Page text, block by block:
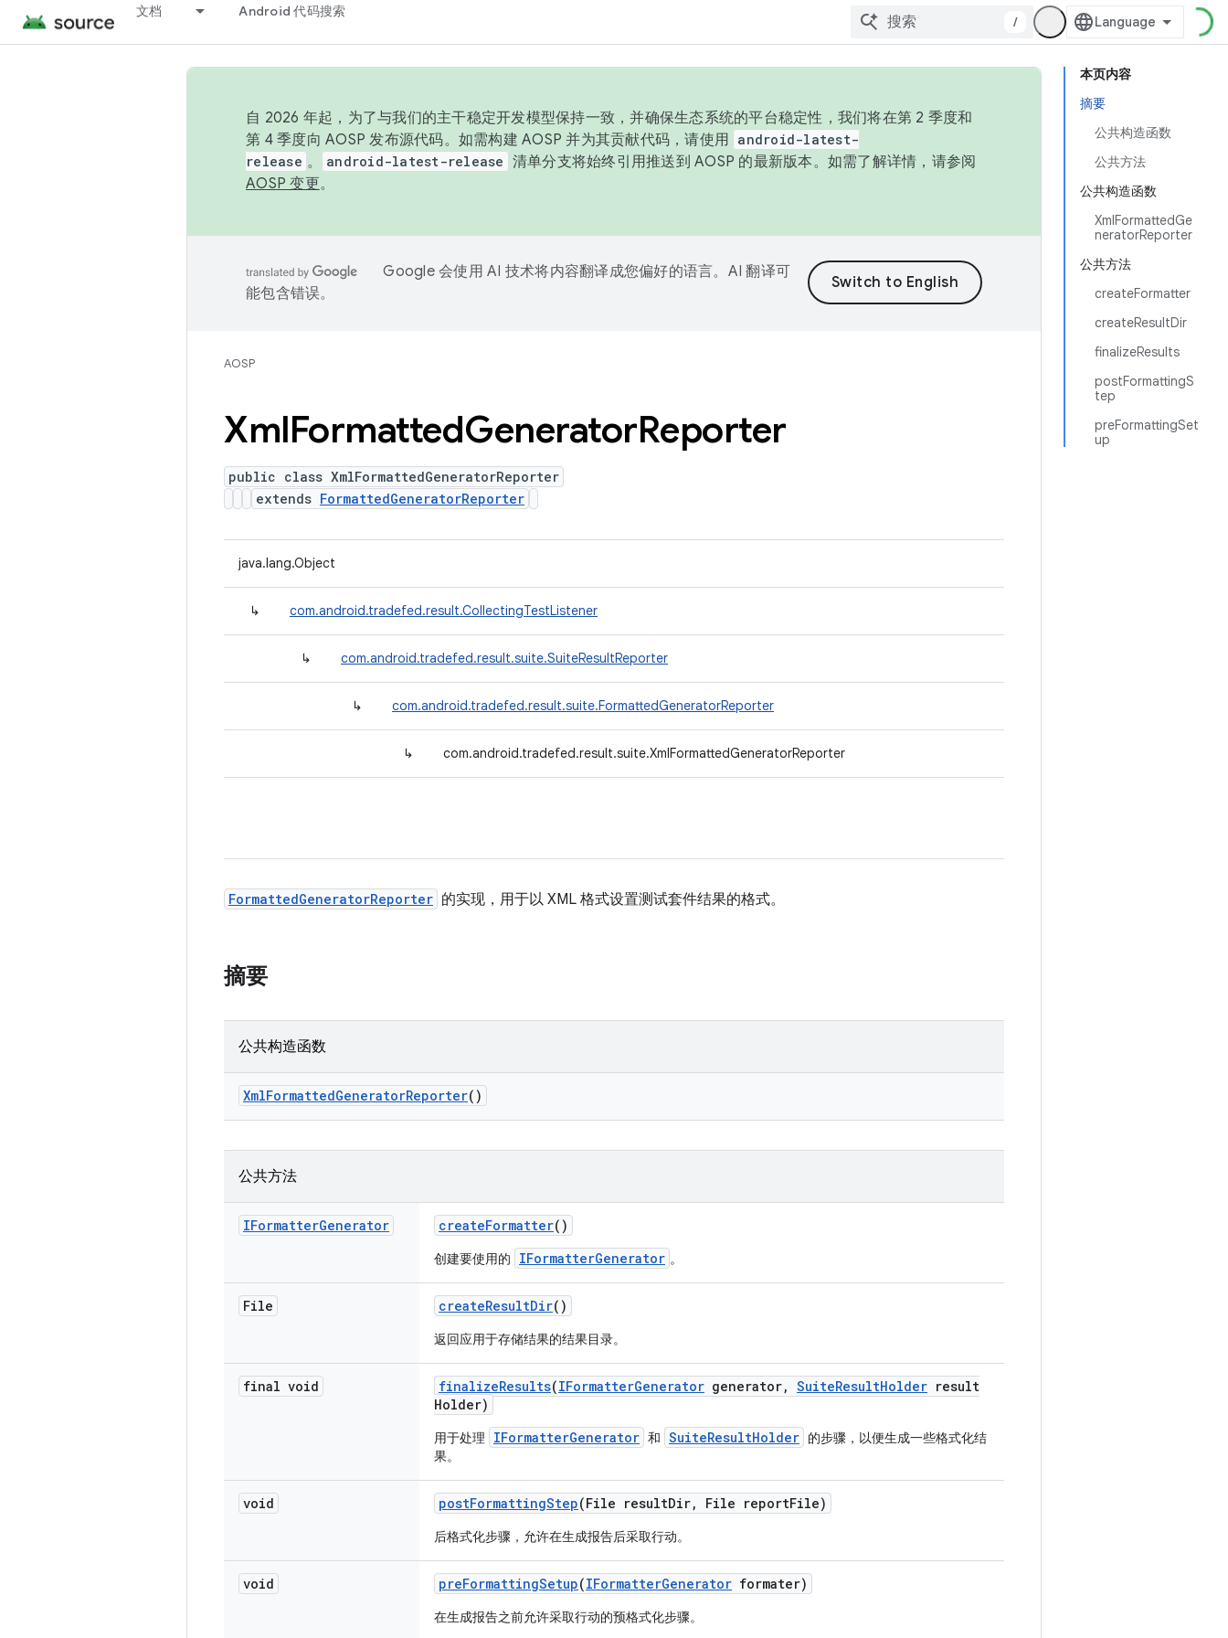
文档 Android 代码搜索
/
本页内容
摘要
公共构造函数
公共方法
公共构造函数
XmlFormattedGe
neratorReporter
公共方法
createFormatter
createResultDir
finalizeResults
postFormattingS
tep
preFormattingSet
up
自 2026 年起，为了与我们的主干稳定开发模型保持一致，并确保生态系统的平台稳定性，我们将在第 2 季度和
第 4 季度向 AOSP 发布源代码。如需构建 AOSP 并为其贡献代码，请使用 android-latest-
release 。 android-latest-release 清单分支将始终引用推送到 AOSP 的最新版本。如需了解详情，请参阅
AOSP 变更。
Google 会使用 AI 技术将内容翻译成您偏好的语言。AI 翻译可
能包含错误。
AOSP
XmlFormattedGeneratorReporter
public class XmlFormattedGeneratorReporter
extends FormattedGeneratorReporter
java.lang.Object
↳ com.android.tradefed.result.CollectingTestListener
↳ com.android.tradefed.result.suite.SuiteResultReporter
↳ com.android.tradefed.result.suite.FormattedGeneratorReporter
↳ com.android.tradefed.result.suite.XmlFormattedGeneratorReporter
FormattedGeneratorReporter 的实现，用于以 XML 格式设置测试套件结果的格式。
摘要
公共构造函数
XmlFormattedGeneratorReporter()
公共方法
IFormatterGenerator createFormatter()
创建要使用的 IFormatterGenerator 。
File createResultDir()
返回应用于存储结果的结果目录。
final void finalizeResults(IFormatterGenerator generator, SuiteResultHolder result
Holder)
用于处理 IFormatterGenerator 和 SuiteResultHolder 的步骤，以便生成一些格式化结
果。
void postFormattingStep(File resultDir, File reportFile)
后格式化步骤，允许在生成报告后采取行动。
void preFormattingSetup(IFormatterGenerator formater)
在生成报告之前允许采取行动的预格式化步骤。